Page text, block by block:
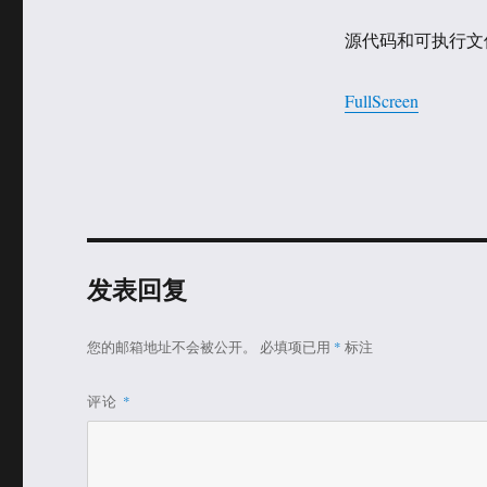
源代码和可执行
FullScreen
发表回复
您的邮箱地址不会被公开。 必填项已用 * 标注
评论 *